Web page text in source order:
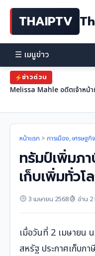
THAIPTV
☰ เมนูข่าว
ข่าวด่วน
Melissa Mahle อดีตเจ้าหน้
หน้าแรก > การเมือง,เศรษฐกิจ
ทรัมป์เพิ่มภ
เก็บเพิ่มทั่วโ
3 เมษายน 2568 อ่าน 2
เมื่อวันที่ 2 เมษายน
สหรัฐ ประกาศเก็บภ